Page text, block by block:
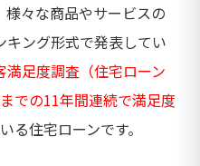
々な商品やサービスの
ング形式で発表してい
満足度調査（住宅ローン
での11年間連続で満足度
る住宅ローンです。